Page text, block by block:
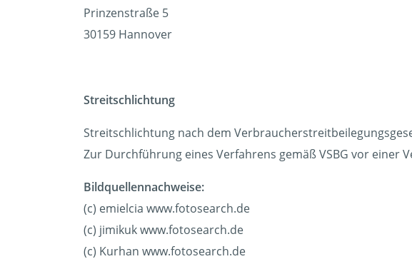
Prinzenstraße 5
30159 Hannover
Streitschlichtung
Streitschlichtung nach dem
Zur Durchführung eines Verfahrens gemäß VSBG vor
Bildquellennachweise:
(c) emielcia www.fotosearch.de
(c) jimikuk www.fotosearch.de
(c) Kurhan www.fotosearch.de